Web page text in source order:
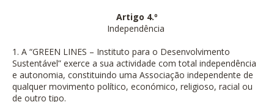
Artigo 4.º
Independência
1. A “GREEN LINES – Instituto para o Desenvolvimento
Sustentável” exerce a sua actividade com total independência
e autonomia, constituindo uma Associação independente de
qualquer movimento político, económico, religioso, racial ou
de outro tipo.